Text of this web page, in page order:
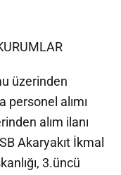
üzerinden
personel alımı
alım ilanı
Akaryakıt İkmal
3.üncü